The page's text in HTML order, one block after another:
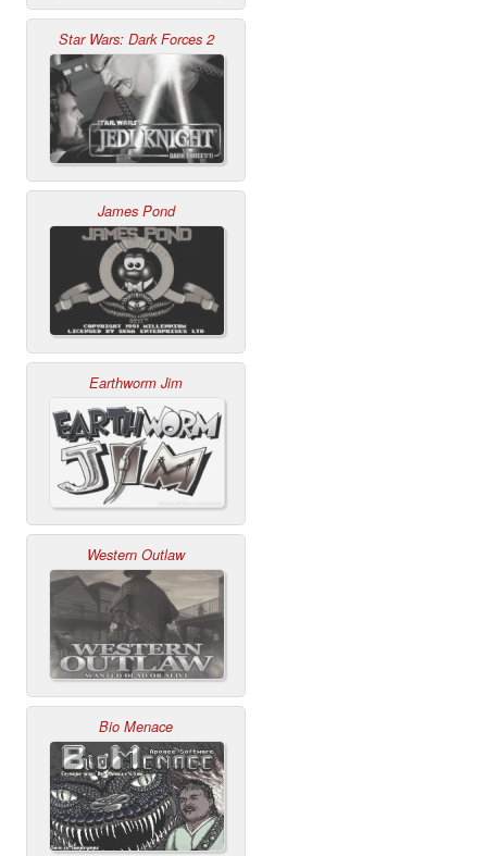
Star Wars: Dark Forces 2
James Pond
Earthworm Jim
Western Outlaw
Bio Menace